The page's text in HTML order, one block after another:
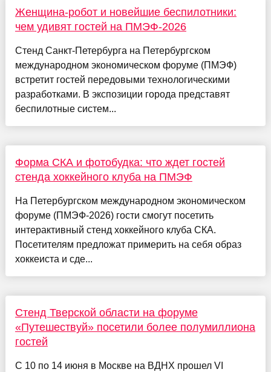
Женщина-робот и новейшие беспилотники:
чем удивят гостей на ПМЭФ-2026
Стенд Санкт-Петербурга на Петербургском
международном экономическом форуме (ПМЭФ)
встретит гостей передовыми технологическими
разработками. В экспозиции города представят
беспилотные систем...
Форма СКА и фотобудка: что ждет гостей
стенда хоккейного клуба на ПМЭФ
На Петербургском международном экономическом
форуме (ПМЭФ-2026) гости смогут посетить
интерактивный стенд хоккейного клуба СКА.
Посетителям предложат примерить на себя образ
хоккеиста и сде...
Стенд Тверской области на форуме
«Путешествуй» посетили более полумиллиона
гостей
С 10 по 14 июня в Москве на ВДНХ прошел VI